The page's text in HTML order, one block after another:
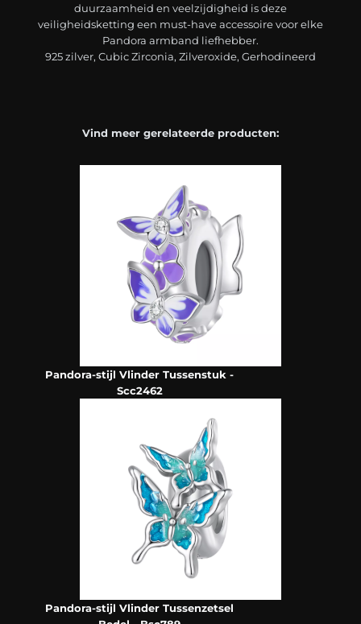
duurzaamheid en veelzijdigheid is deze
veiligheidsketting een must-have accessoire voor elke
Pandora armband liefhebber.
925 zilver, Cubic Zirconia, Zilveroxide, Gerhodineerd
Vind meer gerelateerde producten:
Pandora-stijl Vlinder Tussenstuk -
Scc2462
Pandora-stijl Vlinder Tussenzetsel